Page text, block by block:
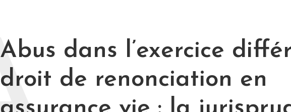
Abus dans l’exercice
droit de renonciation en